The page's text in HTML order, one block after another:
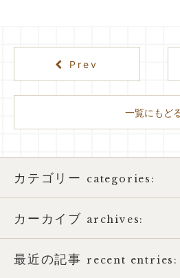
カテゴリー categories:
アトピー性皮膚炎
おススメ書籍
カーカイブ archives:
2026年
最近の記事 recent entries:
Prev
一覧にもど